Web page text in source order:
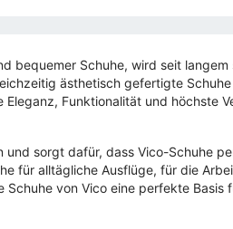
bequemer Schuhe, wird seit
ästhetisch gefertigte
Funktionalität und höchste
sorgt dafür, dass Vico-Schuhe
für alltägliche Ausflüge, für die
von Vico eine perfekte Basis